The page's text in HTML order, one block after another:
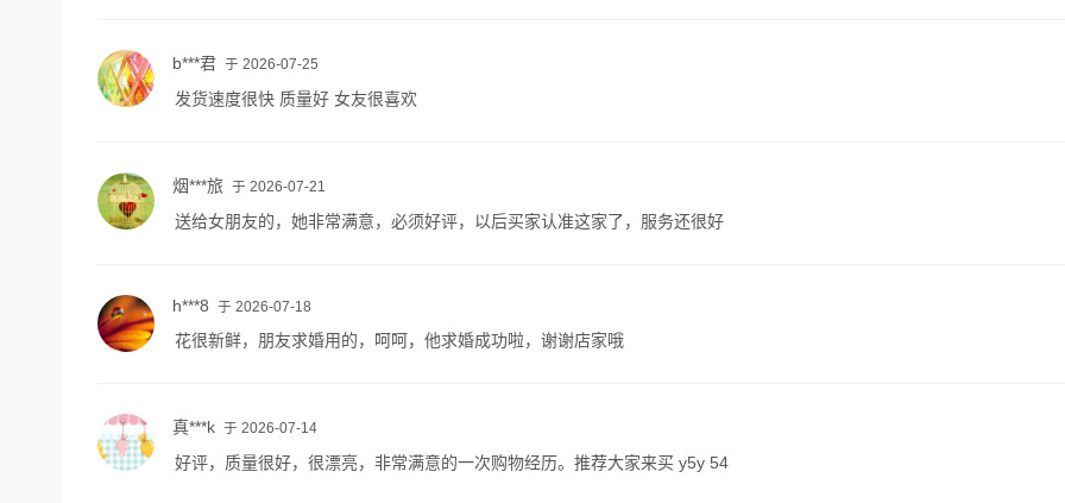
b***君 于 2026-07-25
发货速度很快 质量好 女友很喜欢
烟***旅 于 2026-07-21
送给女朋友的，她非常满意，必须好评，以后买家认准这家了，服务还很好
h***8 于 2026-07-18
花很新鲜，朋友求婚用的，呵呵，他求婚成功啦，谢谢店家哦
真***k 于 2026-07-14
好评，质量很好，很漂亮，非常满意的一次购物经历。推荐大家来买 y5y 54